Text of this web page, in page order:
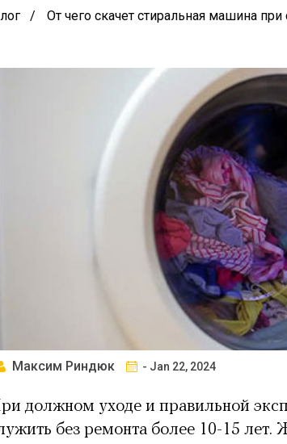
От чего скачет стиральная машина
Максим Риндюк - Jan 22, 2024
должном уходе и правильной
без ремонта более 10-15 лет.